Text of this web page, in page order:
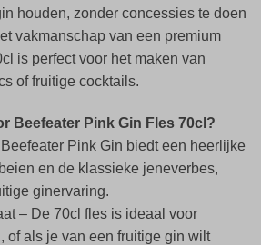
houden, zonder concessies te doen
vakmanschap van een premium
is perfect voor het maken van
of fruitige cocktails.
Beefeater Pink Gin Fles 70cl?
Pink Gin biedt een heerlijke
en de klassieke jeneverbes,
ginervaring.
– De 70cl fles is ideaal voor
of als je van een fruitige gin wilt